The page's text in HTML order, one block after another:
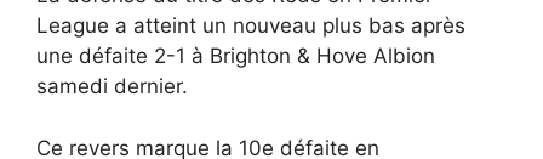
League a atteint un nouveau plus bas après
une défaite 2-1 à Brighton & Hove Albion
samedi dernier.
Ce revers marque la 10e défaite en